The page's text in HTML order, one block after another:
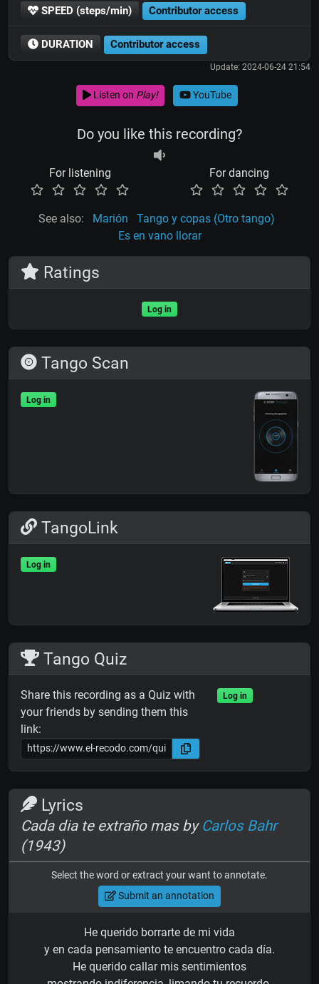
SPEED (steps/min) Contributor access
DURATION Contributor access
Update: 2024-06-24 21:54
Listen on Play! YouTube
Do you like this recording?
For listening For dancing
See also: Marión
Tango y copas (Otro tango)
Es en vano llorar
Ratings
Log in
Tango Scan
Log in
TangoLink
Log in
Tango Quiz
Share this recording as a Quiz with
your friends by sending them this
link:
Log in
Lyrics
Cada dia te extraño mas by Carlos Bahr
(1943)
Select the word or extract your want to annotate.
Submit an annotation
He querido borrarte de mi vida
y en cada pensamiento te encuentro cada día.
He querido callar mis sentimientos